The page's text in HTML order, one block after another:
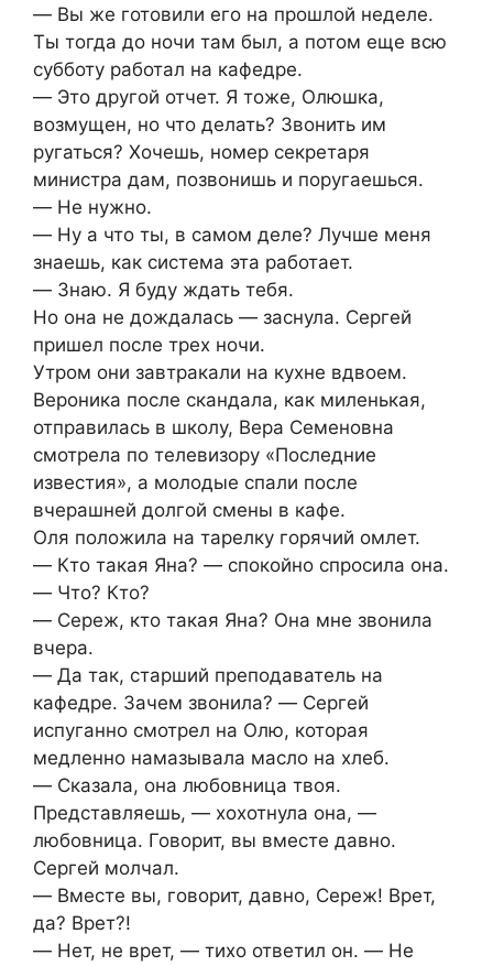
― Вы же готовили его на прошлой неделе.
Ты тогда до ночи там был, а потом еще всю
субботу работал на кафедре.
― Это другой отчет. Я тоже, Олюшка,
возмущен, но что делать? Звонить им
ругаться? Хочешь, номер секретаря
министра дам, позвонишь и поругаешься.
― Не нужно.
― Ну а что ты, в самом деле? Лучше меня
знаешь, как система эта работает.
― Знаю. Я буду ждать тебя.
Но она не дождалась ― заснула. Сергей
пришел после трех ночи.
Утром они завтракали на кухне вдвоем.
Вероника после скандала, как миленькая,
отправилась в школу, Вера Семеновна
смотрела по телевизору «Последние
известия», а молодые спали после
вчерашней долгой смены в кафе.
Оля положила на тарелку горячий омлет.
― Кто такая Яна? ― спокойно спросила она.
― Что? Кто?
― Сереж, кто такая Яна? Она мне звонила
вчера.
― Да так, старший преподаватель на
кафедре. Зачем звонила? ― Сергей
испуганно смотрел на Олю, которая
медленно намазывала масло на хлеб.
― Сказала, она любовница твоя.
Представляешь, ― хохотнула она, ―
любовница. Говорит, вы вместе давно.
Сергей молчал.
― Вместе вы, говорит, давно, Сереж! Врет,
да? Врет?!
― Нет, не врет, ― тихо ответил он. ― Не